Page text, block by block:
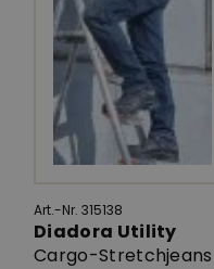
Art.-Nr. 315138
Diadora Utility
Cargo-Stretchjeans